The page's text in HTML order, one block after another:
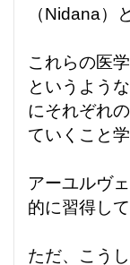
（Nidana）
これらの医
というよう
にそれぞれ
ていくこと
アーユルヴ
的に習得し
ただ、こう